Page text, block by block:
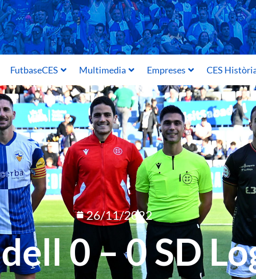
FutbaseCES Multimedia Empreses CES
26/11/2022
0 – 0 SD